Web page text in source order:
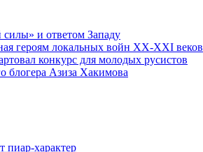
силы» и ответом Западу
героям локальных войн XX-XXI веков
конкурс для молодых русистов
блогера Азиза Хакимова
пиар-характер